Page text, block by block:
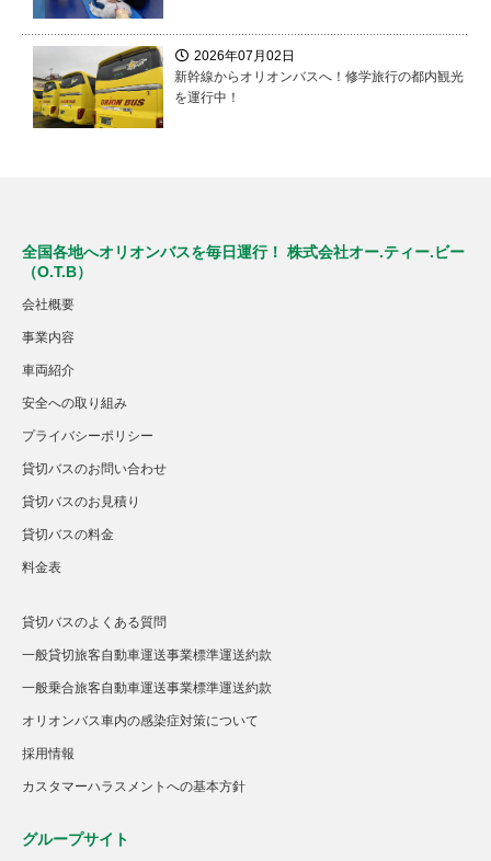
2026年07月02日
新幹線からオリオンバスへ！修学旅行の都内観光
を運行中！
全国各地へオリオンバスを毎日運行！ 株式会社オー.ティー.ビー
（O.T.B）
会社概要
事業内容
車両紹介
安全への取り組み
プライバシーポリシー
貸切バスのお問い合わせ
貸切バスのお見積り
貸切バスの料金
料金表
貸切バスのよくある質問
一般貸切旅客自動車運送事業標準運送約款
一般乗合旅客自動車運送事業標準運送約款
オリオンバス車内の感染症対策について
採用情報
カスタマーハラスメントへの基本方針
グループサイト